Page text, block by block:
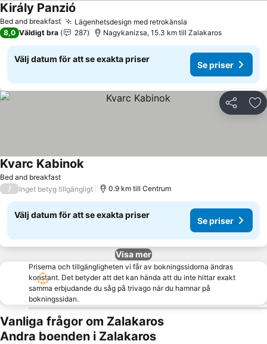
Bed and breakfast Lägenhetsdesign med retrokänsla
Király Panzió
8,0 Väldigt bra 287 Nagykanizsa, 15.3 km till Zalakaros
Välj datum för att se exakta priser
Se priser
Dela
Bed and breakfast
Kvarc Kabinok
/ Inget betyg tillgängligt 0.9 km till Centrum
Välj datum för att se exakta priser
Se priser
Visa mer
Priserna och tillgängligheten vi får av bokningssidorna ändras
konstant. Det betyder att det kan hända att du inte hittar exakt
samma erbjudande du såg på trivago när du hamnar på
bokningssidan.
Vanliga frågor om Zalakaros
Andra boenden i Zalakaros